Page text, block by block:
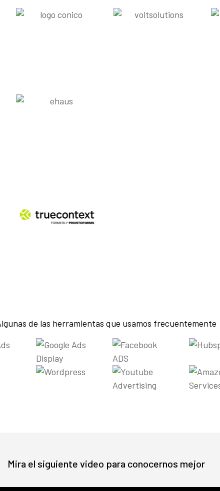
de las herramientas que usamos frecuentemente
Mira el siguiente video para conocernos mejor